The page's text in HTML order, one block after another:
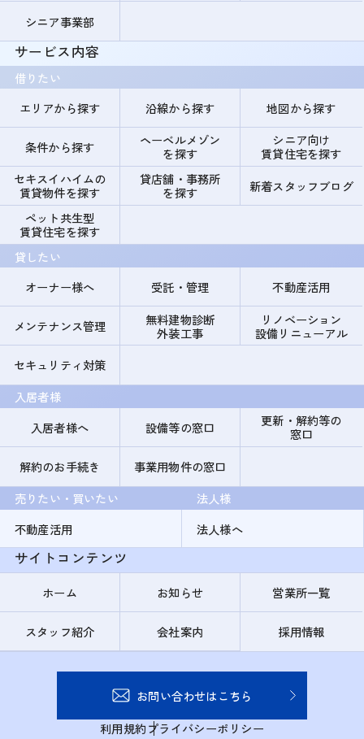
シニア事業部
サービス内容
借りたい
エリアから探す
沿線から探す 地図から探す
条件から探す
ヘーベルメゾン
を探す
シニア向け
賃貸住宅を探す
セキスイハイムの
賃貸物件を探す
貸店舗・事務所
を探す
新着スタッフブログ
ペット共生型
賃貸住宅を探す
貸したい
オーナー様へ
受託・管理 不動産活用
メンテナンス管理
無料建物診断
外装工事
リノベーション
設備リニューアル
セキュリティ対策
入居者様
入居者様へ
設備等の窓口
更新・解約等の
窓口
解約のお手続き
事業用物件の窓口
売りたい・買いたい
不動産活用
法人様
法人様へ
サイトコンテンツ
ホーム お知らせ 営業所一覧
スタッフ紹介 会社案内 採用情報
お問い合わせはこちら
利用規約プライバシーポリシー